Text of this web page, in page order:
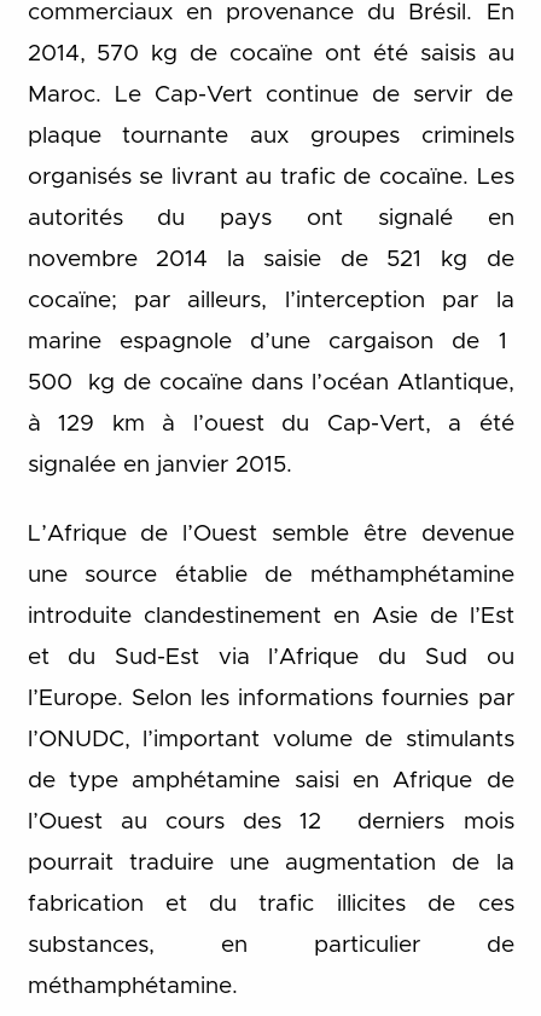
commerciaux en provenance du Brésil. En
2014, 570 kg de cocaïne ont été saisis au
Maroc. Le Cap-Vert continue de servir de
plaque tournante aux groupes criminels
organisés se livrant au trafic de cocaïne. Les
autorités du pays ont signalé en
novembre 2014 la saisie de 521 kg de
cocaïne; par ailleurs, l’interception par la
marine espagnole d’une cargaison de 1
500 kg de cocaïne dans l’océan Atlantique,
à 129 km à l’ouest du Cap-Vert, a été
signalée en janvier 2015.
L’Afrique de l’Ouest semble être devenue
une source établie de méthamphétamine
introduite clandestinement en Asie de l’Est
et du Sud-Est via l’Afrique du Sud ou
l’Europe. Selon les informations fournies par
l’ONUDC, l’important volume de stimulants
de type amphétamine saisi en Afrique de
l’Ouest au cours des 12 derniers mois
pourrait traduire une augmentation de la
fabrication et du trafic illicites de ces
substances, en particulier de
méthamphétamine.